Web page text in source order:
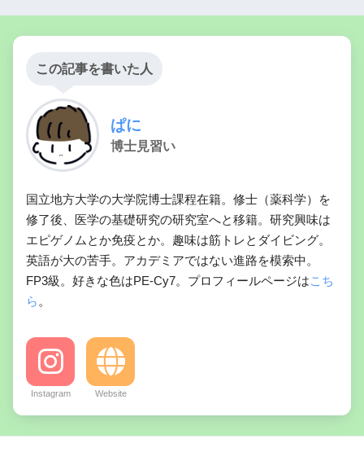
この記事を書いた人
ぱに
博士見習い
国立地方大学の大学院博士課程在籍。修士（薬科学）を
修了後、医学の基礎研究の研究室へと移籍。研究興味は
エピゲノムとか免疫とか。趣味は筋トレとダイビング。
英語が大の苦手。アカデミアではない進路を模索中。
FP3級。好きな色はPE-Cy7。プロフィールページはこち
ら 。
Instagram Website